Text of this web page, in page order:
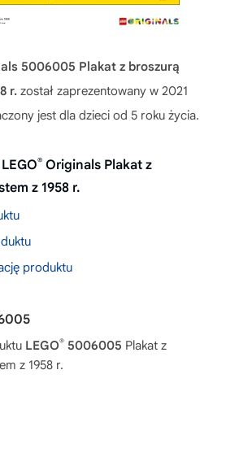
5006005 Plakat z broszurą
r. został zaprezentowany w 2021
jest dla dzieci od 5 roku życia.
® Originals Plakat z
z 1958 r.
produktu
LEGO® 5006005 Plakat z
z 1958 r.